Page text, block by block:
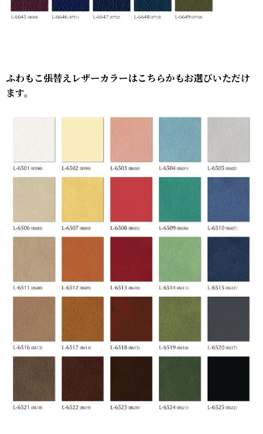
ふわもこ張替えレザーカラーはこちらかもお選びいただけ
ます。